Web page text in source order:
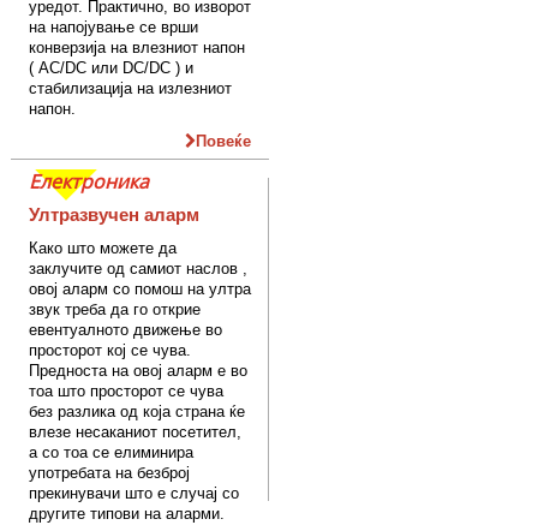
уредот. Практично, во изворот
на напојување се врши
конверзија на влезниот напон
( AC/DC или DC/DC ) и
стабилизација на излезниот
напон.
Повеќе
Електроника
Ултразвучен аларм
Како што можете да
заклучите од самиот наслов ,
овој аларм со помош на ултра
звук треба да го открие
евентуалното движење во
просторот кој се чува.
Предноста на овој аларм е во
тоа што просторот се чува
без разлика од која страна ќе
влезе несаканиот посетител,
а со тоа се елиминира
употребата на безброј
прекинувачи што е случај со
другите типови на аларми.